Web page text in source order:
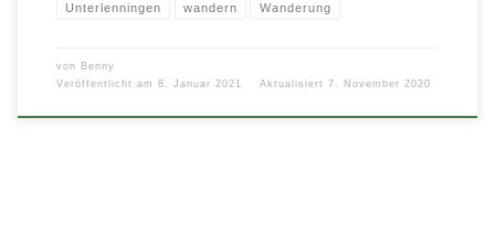
Unterlenningen wandern Wanderung
von Benny
Veröffentlicht am 8. Januar 2021 Aktualisiert 7. November 2020